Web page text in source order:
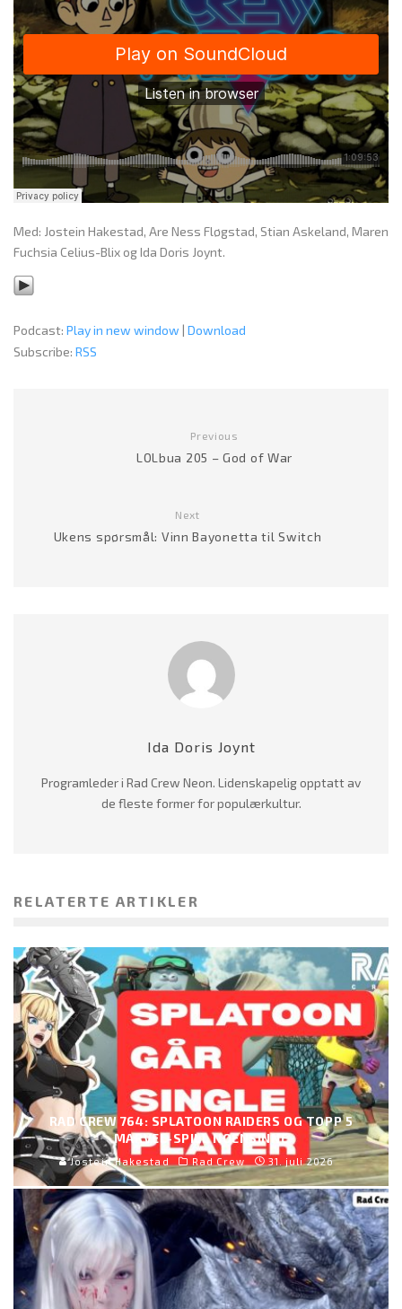
Med: Jostein Hakestad, Are Ness Fløgstad, Stian Askeland, Maren
Fuchsia Celius-Blix og Ida Doris Joynt.
Podcast: Play in new window | Download
Subscribe: RSS
Previous
LOLbua 205 – God of War
Next
Ukens spørsmål: Vinn Bayonetta til Switch
Ida Doris Joynt
Programleder i Rad Crew Neon. Lidenskapelig opptatt av
de fleste former for populærkultur.
RELATERTE ARTIKLER
RAD CREW 764: SPLATOON RAIDERS OG TOPP 5
MARVEL-SPILL NOENSINNE
Jostein Hakestad Rad Crew 31. juli 2026